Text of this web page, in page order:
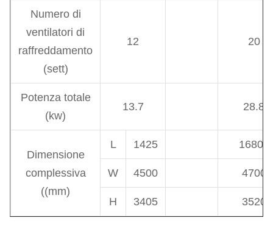
Numero di
ventilatori di
raffreddamento
(sett)
12 20
Potenza totale
(kw)
13.7 28.8
Dimensione
complessiva
((mm)
L 1425 16800
W 4500 4700
H 3405 3520